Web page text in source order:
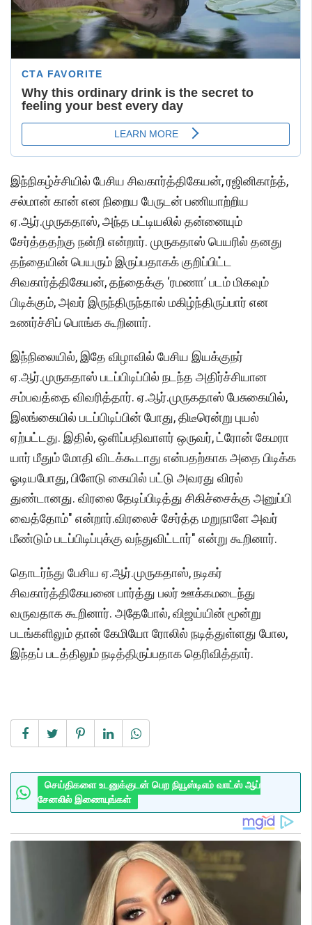
இந்நிகழ்ச்சியில் பேசிய சிவகார்த்திகேயன், ரஜினிகாந்த்,
சல்மான் கான் என நிறைய பேருடன் பணியாற்றிய
ஏ.ஆர்.முருகதாஸ், அந்த பட்டியலில் தன்னையும்
சேர்த்ததற்கு நன்றி என்றார். முருகதாஸ் பெயரில் தனது
தந்தையின் பெயரும் இருப்பதாகக் குறிப்பிட்ட
சிவகார்த்திகேயன், தந்தைக்கு ‘ரமணா’ படம் மிகவும்
பிடிக்கும், அவர் இருந்திருந்தால் மகிழ்ந்திருப்பார் என
உணர்ச்சிப் பொங்க கூறினார்.
இந்நிலையில், இதே விழாவில் பேசிய இயக்குநர்
ஏ.ஆர்.முருகதாஸ் படப்பிடிப்பில் நடந்த அதிர்ச்சியான
சம்பவத்தை விவரித்தார். ஏ.ஆர்.முருகதாஸ் பேசுகையில்,
இலங்கையில் படப்பிடிப்பின் போது, திடீரென்று புயல்
ஏற்பட்டது. இதில், ஒளிப்பதிவாளர் ஒருவர், ட்ரோன் கேமரா
யார் மீதும் மோதி விடக்கூடாது என்பதற்காக அதை பிடிக்க
ஓடியபோது, பிளேடு கையில் பட்டு அவரது விரல்
துண்டானது. விரலை தேடிப்பிடித்து சிகிச்சைக்கு அனுப்பி
வைத்தோம்" என்றார்.விரலைச் சேர்த்த மறுநாளே அவர்
மீண்டும் படப்பிடிப்புக்கு வந்துவிட்டார்" என்று கூறினார்.
தொடர்ந்து பேசிய ஏ.ஆர்.முருகதாஸ், நடிகர்
சிவகார்த்திகேயனை பார்த்து பலர் ஊக்கமடைந்து
வருவதாக கூறினார். அதேபோல், விஜய்யின் மூன்று
படங்களிலும் தான் கேமியோ ரோலில் நடித்துள்ளது போல,
இந்தப் படத்திலும் நடித்திருப்பதாக தெரிவித்தார்.
செய்திகளை உடனுக்குடன் பெற நியூஸ்டிஎம் வாட்ஸ் ஆப்
சேனலில் இணையுங்கள்